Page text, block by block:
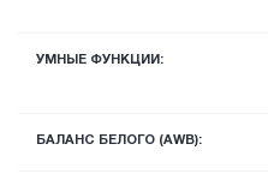
УМНЫЕ ФУНКЦИИ:
БАЛАНС БЕЛОГО (AWB):